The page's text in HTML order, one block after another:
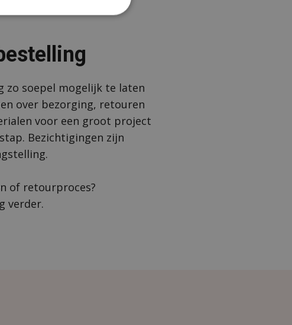
zo soepel mogelijk te laten
over bezorging, retouren
voor een groot project
Bezichtigingen zijn
of retourproces?
verder.